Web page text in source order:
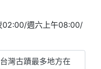
02:00/週六上午08:00/
灣古蹟最多地方在